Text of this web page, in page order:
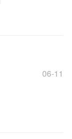
06-11